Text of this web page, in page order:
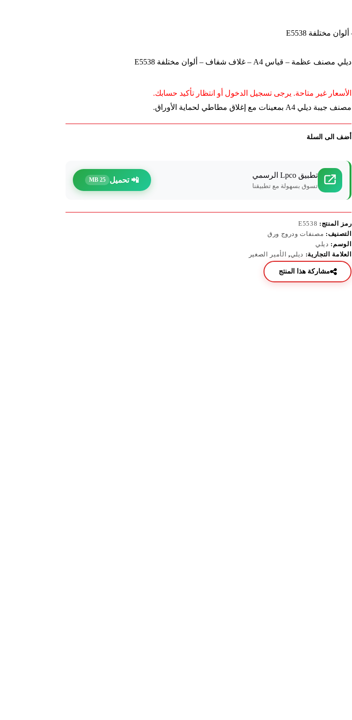
ديلي مصنف عظمة – قياس A4 – غلاف شفاف – ألوان مختلفة E5538
الأسعار غير متاحة. يرجى تسجيل الدخول أو انتظار تأكيد حسابك.
مصنف جيبة ديلي A4 بمعينات مع إغلاق مطاطي لحماية الأوراق.
أضف الى السلة
تطبيق Lpco الرسمي
تسوق بسهولة مع تطبيقنا
📲 تحميل 25 MB
رمز المنتج: E5538
التصنيف: مصنفات ودروج ورق
الوسم: ديلي
العلامة التجارية: ديلي, الأمير الصغير
مشاركة هذا المنتج